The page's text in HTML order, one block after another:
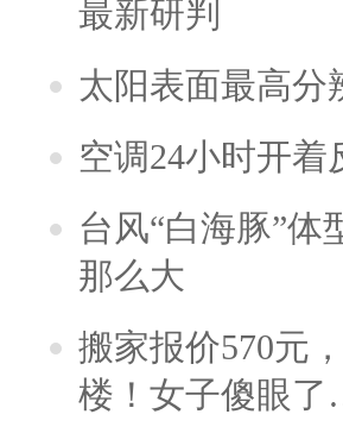
最新研判
太阳表面最高分
空调24小时开
台风“白海豚”体
那么大
搬家报价570元
楼！女子傻眼